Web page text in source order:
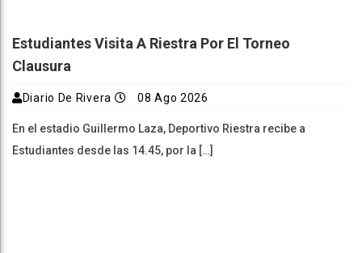
Estudiantes Visita A Riestra Por El Torneo
Clausura
Diario De Rivera 08 Ago 2026
En el estadio Guillermo Laza, Deportivo Riestra recibe a
Estudiantes desde las 14.45, por la […]